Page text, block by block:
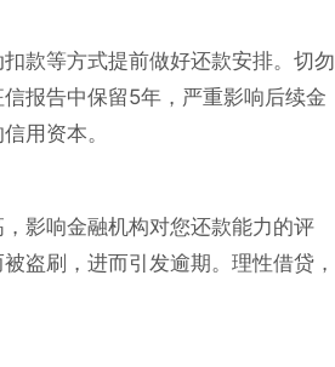
款等方式提前做好还款安排。切勿
报告中保留5年，严重影响后续金
用资本。
影响金融机构对您还款能力的评
盗刷，进而引发逾期。理性借贷，